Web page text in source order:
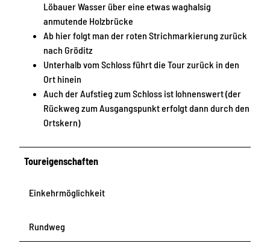
Löbauer Wasser über eine etwas waghalsig
anmutende Holzbrücke
Ab hier folgt man der roten Strichmarkierung zurück
nach Gröditz
Unterhalb vom Schloss führt die Tour zurück in den
Ort hinein
Auch der Aufstieg zum Schloss ist lohnenswert (der
Rückweg zum Ausgangspunkt erfolgt dann durch den
Ortskern)
Toureigenschaften
Einkehrmöglichkeit
Rundweg